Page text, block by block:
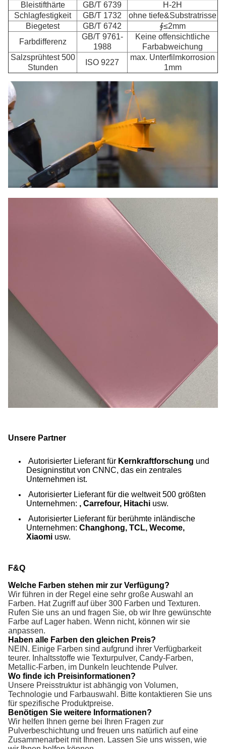
Bleistifthärte
GB/T 6739
H-2H
Schlagfestigkeit
GB/T 1732
ohne tiefe&Substratrisse
Biegetest
GB/T 6742
∮≤2mm
Farbdifferenz
GB/T 9761-
1988
Keine offensichtliche
Farbabweichung
Salzsprühtest 500
Stunden
ISO 9227
max. Unterfilmkorrosion
1mm
Unsere Partner
Autorisierter Lieferant für Kernkraftforschung und
Designinstitut von CNNC, das ein zentrales
Unternehmen ist.
Autorisierter Lieferant für die weltweit 500 größten
Unternehmen: , Carrefour, Hitachi usw.
Autorisierter Lieferant für berühmte inländische
Unternehmen: Changhong, TCL, Wecome,
Xiaomi usw.
F&Q
Welche Farben stehen mir zur Verfügung?
Wir führen in der Regel eine sehr große Auswahl an
Farben. Hat Zugriff auf über 300 Farben und Texturen.
Rufen Sie uns an und fragen Sie, ob wir Ihre gewünschte
Farbe auf Lager haben. Wenn nicht, können wir sie
anpassen.
Haben alle Farben den gleichen Preis?
NEIN. Einige Farben sind aufgrund ihrer Verfügbarkeit
teurer. Inhaltsstoffe wie Texturpulver, Candy-Farben,
Metallic-Farben, im Dunkeln leuchtende Pulver.
Wo finde ich Preisinformationen?
Unsere Preisstruktur ist abhängig von Volumen,
Technologie und Farbauswahl. Bitte kontaktieren Sie uns
für spezifische Produktpreise.
Benötigen Sie weitere Informationen?
Wir helfen Ihnen gerne bei Ihren Fragen zur
Pulverbeschichtung und freuen uns natürlich auf eine
Zusammenarbeit mit Ihnen. Lassen Sie uns wissen, wie